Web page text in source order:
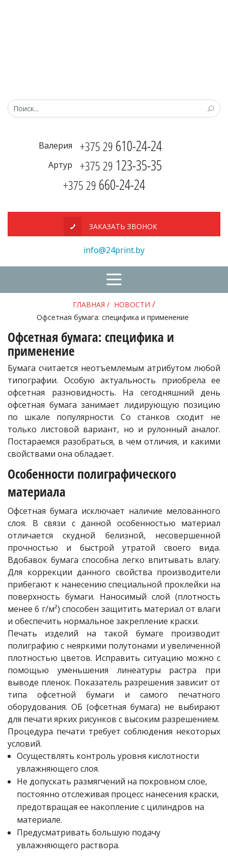
Валерия +375 29 610-24-24
Артур +375 29 123-35-35
+375 29 660-24-24
ЗАКАЗАТЬ ЗВОНОК
info@24print.by
ГЛАВНАЯ / НОВОСТИ /
Офсетная бумага: специфика и применение
Офсетная бумага: специфика и
применение
Бумага считается неотъемлемым атрибутом любой
типографии. Особую актуальность приобрела ее
офсетная разновидность. На сегодняшний день
офсетная бумага занимает лидирующую позицию
по шкале популярности. Со станков сходит не
только листовой вариант, но и рулонный аналог.
Постараемся разобраться, в чем отличия, и какими
свойствами она обладает.
Особенности полиграфического
материала
Офсетная бумага исключает наличие мелованного
слоя. В связи с данной особенностью материал
отличается скудной белизной, несовершенной
прочностью и быстрой утратой своего вида.
Вдобавок бумага способна легко впитывать влагу.
Для коррекции данного свойства производители
прибегают к нанесению специальной проклейки на
поверхность бумаги. Наносимый слой (плотность
менее 6 г/м²) способен защитить материал от влаги
и обеспечить нормальное закрепление краски.
Печать изделий на такой бумаге производит
полиграфию с неяркими полутонами и увеличенной
плотностью цветов. Исправить ситуацию можно с
помощью уменьшения линеатуры растра при
выводе пленок. Показатель разрешения зависит от
типа офсетной бумаги и самого печатного
оборудования. ОБ (офсетная бумага) не выбирают
для печати ярких рисунков с высоким разрешением.
Процедура печати требует соблюдения некоторых
условий.
Осуществлять контроль уровня кислотности
увлажняющего слоя.
Не допускать размягчений на покровном слое,
постоянно отслеживая процесс нанесения краски,
предотвращая ее накопление с цилиндров на
материале.
Предусматривать большую подачу
увлажняющего раствора.